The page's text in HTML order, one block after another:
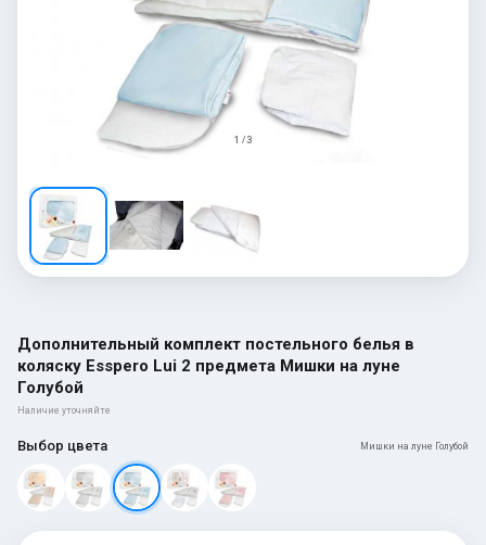
1 / 3
Дополнительный комплект постельного белья в
коляску Esspero Lui 2 предмета Мишки на луне
Голубой
Наличие уточняйте
Выбор цвета Мишки на луне Голубой